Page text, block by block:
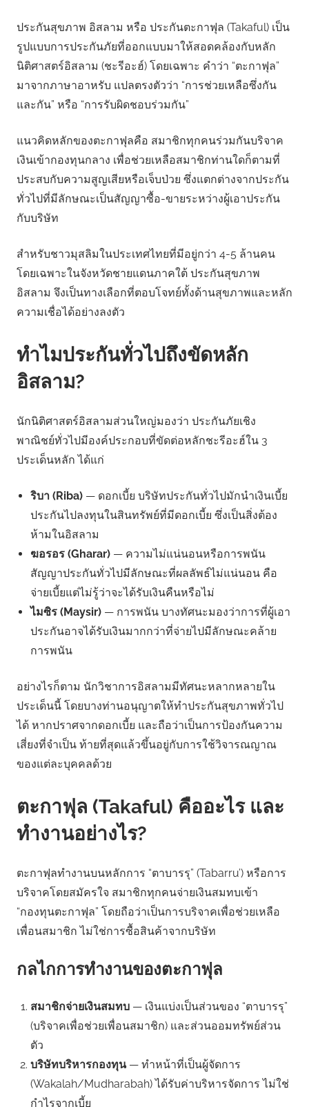
ประกันสุขภาพ อิสลาม หรือ ประกันตะกาฟุล (Takaful) เป็น
รูปแบบการประกันภัยที่ออกแบบมาให้สอดคล้องกับหลัก
นิติศาสตร์อิสลาม (ชะรีอะฮ์) โดยเฉพาะ คำว่า “ตะกาฟุล”
มาจากภาษาอาหรับ แปลตรงตัวว่า “การช่วยเหลือซึ่งกัน
และกัน” หรือ “การรับผิดชอบร่วมกัน”
แนวคิดหลักของตะกาฟุลคือ สมาชิกทุกคนร่วมกันบริจาค
เงินเข้ากองทุนกลาง เพื่อช่วยเหลือสมาชิกท่านใดก็ตามที่
ประสบกับความสูญเสียหรือเจ็บป่วย ซึ่งแตกต่างจากประกัน
ทั่วไปที่มีลักษณะเป็นสัญญาซื้อ-ขายระหว่างผู้เอาประกัน
กับบริษัท
สำหรับชาวมุสลิมในประเทศไทยที่มีอยู่กว่า 4-5 ล้านคน
โดยเฉพาะในจังหวัดชายแดนภาคใต้ ประกันสุขภาพ
อิสลาม จึงเป็นทางเลือกที่ตอบโจทย์ทั้งด้านสุขภาพและหลัก
ความเชื่อได้อย่างลงตัว
ทำไมประกันทั่วไปถึงขัดหลัก
อิสลาม?
นักนิติศาสตร์อิสลามส่วนใหญ่มองว่า ประกันภัยเชิง
พาณิชย์ทั่วไปมีองค์ประกอบที่ขัดต่อหลักชะรีอะฮ์ใน 3
ประเด็นหลัก ได้แก่
ริบา (Riba) — ดอกเบี้ย บริษัทประกันทั่วไปมักนำเงินเบี้ย
ประกันไปลงทุนในสินทรัพย์ที่มีดอกเบี้ย ซึ่งเป็นสิ่งต้อง
ห้ามในอิสลาม
ฆอรอร (Gharar) — ความไม่แน่นอนหรือการพนัน
สัญญาประกันทั่วไปมีลักษณะที่ผลลัพธ์ไม่แน่นอน คือ
จ่ายเบี้ยแต่ไม่รู้ว่าจะได้รับเงินคืนหรือไม่
ไมซิร (Maysir) — การพนัน บางทัศนะมองว่าการที่ผู้เอา
ประกันอาจได้รับเงินมากกว่าที่จ่ายไปมีลักษณะคล้าย
การพนัน
อย่างไรก็ตาม นักวิชาการอิสลามมีทัศนะหลากหลายใน
ประเด็นนี้ โดยบางท่านอนุญาตให้ทำประกันสุขภาพทั่วไป
ได้ หากปราศจากดอกเบี้ย และถือว่าเป็นการป้องกันความ
เสี่ยงที่จำเป็น ท้ายที่สุดแล้วขึ้นอยู่กับการใช้วิจารณญาณ
ของแต่ละบุคคลด้วย
ตะกาฟุล (Takaful) คืออะไร และ
ทำงานอย่างไร?
ตะกาฟุลทำงานบนหลักการ “ตาบารรุ” (Tabarru’) หรือการ
บริจาคโดยสมัครใจ สมาชิกทุกคนจ่ายเงินสมทบเข้า
“กองทุนตะกาฟุล” โดยถือว่าเป็นการบริจาคเพื่อช่วยเหลือ
เพื่อนสมาชิก ไม่ใช่การซื้อสินค้าจากบริษัท
กลไกการทำงานของตะกาฟุล
สมาชิกจ่ายเงินสมทบ — เงินแบ่งเป็นส่วนของ “ตาบารรุ”
(บริจาคเพื่อช่วยเพื่อนสมาชิก) และส่วนออมทรัพย์ส่วน
ตัว
บริษัทบริหารกองทุน— ทำหน้าที่เป็นผู้จัดการ
(Wakalah/Mudharabah) ได้รับค่าบริหารจัดการ ไม่ใช่
กำไรจากเบี้ย